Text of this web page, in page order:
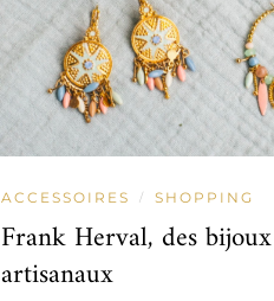
ACCESSOIRES / SHOPPING
Frank Herval, des bijoux
artisanaux